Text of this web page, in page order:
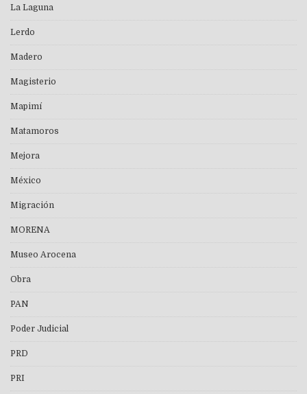
La Laguna
Lerdo
Madero
Magisterio
Mapimí
Matamoros
Mejora
México
Migración
MORENA
Museo Arocena
Obra
PAN
Poder Judicial
PRD
PRI